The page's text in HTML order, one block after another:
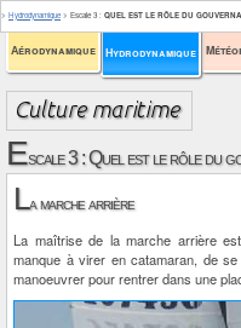
Aérodynamique Hydrodynamique
> Hydrodynamique > Escale 3 : QUEL EST LE RÔLE DU
Escale 3 : Quel est le rôle du
La marche arrière
La maîtrise de la marche arrière
manque à virer en catamaran, de
manoeuvrer pour rentrer dans une